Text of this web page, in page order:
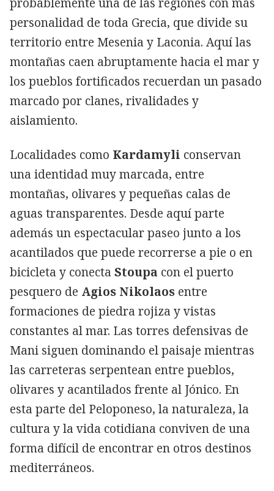
probablemente una de las regiones con más
personalidad de toda Grecia, que divide su
territorio entre Mesenia y Laconia. Aquí las
montañas caen abruptamente hacia el mar y
los pueblos fortificados recuerdan un pasado
marcado por clanes, rivalidades y
aislamiento.
Localidades como Kardamyli conservan
una identidad muy marcada, entre
montañas, olivares y pequeñas calas de
aguas transparentes. Desde aquí parte
además un espectacular paseo junto a los
acantilados que puede recorrerse a pie o en
bicicleta y conecta Stoupa con el puerto
pesquero de Agios Nikolaos entre
formaciones de piedra rojiza y vistas
constantes al mar. Las torres defensivas de
Mani siguen dominando el paisaje mientras
las carreteras serpentean entre pueblos,
olivares y acantilados frente al Jónico. En
esta parte del Peloponeso, la naturaleza, la
cultura y la vida cotidiana conviven de una
forma difícil de encontrar en otros destinos
mediterráneos.